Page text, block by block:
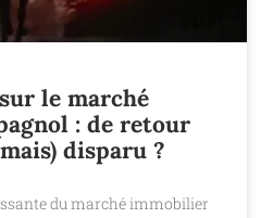
le marché
: de retour
disparu ?
du marché immobilier